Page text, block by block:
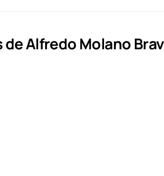
de Alfredo Molano